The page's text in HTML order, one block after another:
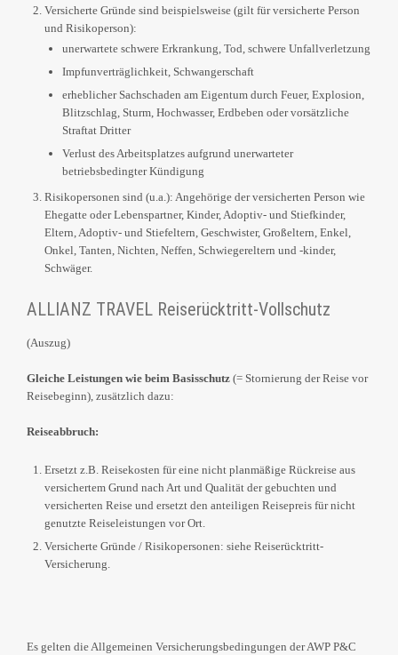
Versicherte Gründe sind beispielsweise (gilt für versicherte Person
und Risikoperson):
unerwartete schwere Erkrankung, Tod, schwere Unfallverletzung
Impfunverträglichkeit, Schwangerschaft
erheblicher Sachschaden am Eigentum durch Feuer, Explosion,
Blitzschlag, Sturm, Hochwasser, Erdbeben oder vorsätzliche
Straftat Dritter
Verlust des Arbeitsplatzes aufgrund unerwarteter
betriebsbedingter Kündigung
Risikopersonen sind (u.a.): Angehörige der versicherten Person wie
Ehegatte oder Lebenspartner, Kinder, Adoptiv- und Stiefkinder,
Eltern, Adoptiv- und Stiefeltern, Geschwister, Großeltern, Enkel,
Onkel, Tanten, Nichten, Neffen, Schwiegereltern und -kinder,
Schwäger.
ALLIANZ TRAVEL Reiserücktritt-Vollschutz
(Auszug)
Gleiche Leistungen wie beim Basisschutz (= Stornierung der Reise vor
Reisebeginn), zusätzlich dazu:
Reiseabbruch:
Ersetzt z.B. Reisekosten für eine nicht planmäßige Rückreise aus
versichertem Grund nach Art und Qualität der gebuchten und
versicherten Reise und ersetzt den anteiligen Reisepreis für nicht
genutzte Reiseleistungen vor Ort.
Versicherte Gründe / Risikopersonen: siehe Reiserücktritt-
Versicherung.
Es gelten die Allgemeinen Versicherungsbedingungen der AWP P&C